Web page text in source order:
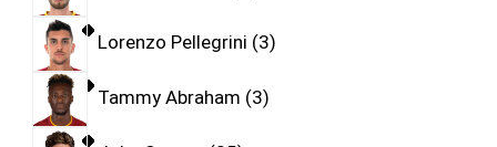
Lorenzo Pellegrini 3
Tammy Abraham 3